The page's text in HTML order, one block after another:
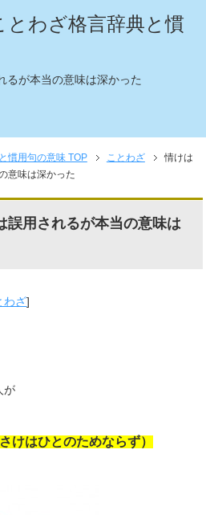
わざ格言辞典と慣
るが本当の意味は深かった
慣用句の意味 TOP ことわざ
情けは
意味は深かった
誤用されるが本当の意味は
わざ]
が
けはひとのためならず）